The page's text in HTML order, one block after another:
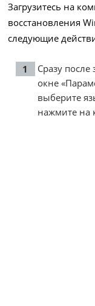
Загрузитесь на
восстановления
следующие
Сразу после
окне
выберите
нажмите на